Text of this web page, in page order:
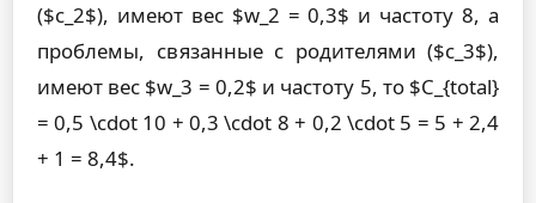
($c_2$), имеют вес $w_2 = 0,3$ и частоту 8, а
проблемы, связанные с родителями ($c_3$),
имеют вес $w_3 = 0,2$ и частоту 5, то $C_{total}
= 0,5 \cdot 10 + 0,3 \cdot 8 + 0,2 \cdot 5 = 5 + 2,4
+ 1 = 8,4$.